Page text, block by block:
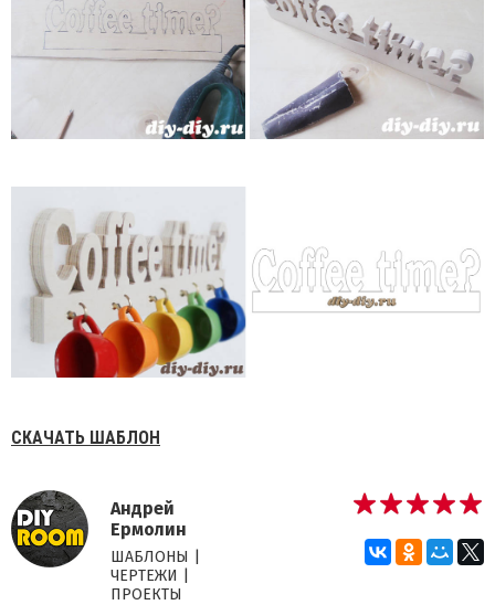
СКАЧАТЬ ШАБЛОН
Андрей
Ермолин
ШАБЛОНЫ |
ЧЕРТЕЖИ |
ПРОЕКТЫ